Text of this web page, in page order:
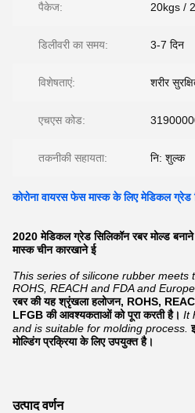
पैकेज: 20kgs /
डिलीवरी का समय: 3-7 दिन
विशेषताएं: शरीर
एचएस कोड:
तकनीकी सहायता: नि: शुल्क
कोरोना वायरस फेस मास्क के लिए मेडिकल ग्रेड
2020 मेडिकल ग्रेड सिलिकॉन रबर मोल्ड बनाने
मास्क चीन कारखाने ई
This series of silicone rubber meets
ROHS, REACH and FDA and
रबर की यह श्रृंखला हलोजन, ROHS,
LFGB की आवश्यकताओं को पूरा करती है। It
and is suitable for molding process.
मोल्डिंग प्रक्रिया के लिए उपयुक्त है।
उत्पाद वर्णन